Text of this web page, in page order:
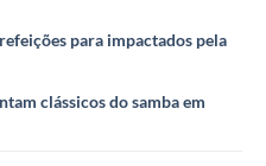
para impactados pela
clássicos do samba em